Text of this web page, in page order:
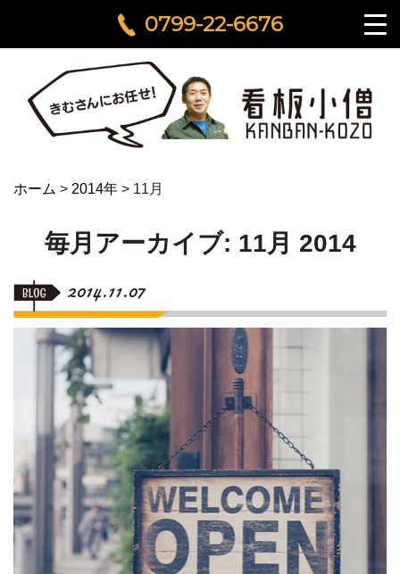
0799-22-6676
ホーム > 2014年 > 11月
毎月アーカイブ: 11月 2014
2014.11.07